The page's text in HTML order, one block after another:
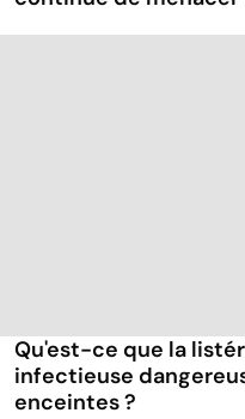
Qu'est-ce que la
infectieuse
enceintes ?